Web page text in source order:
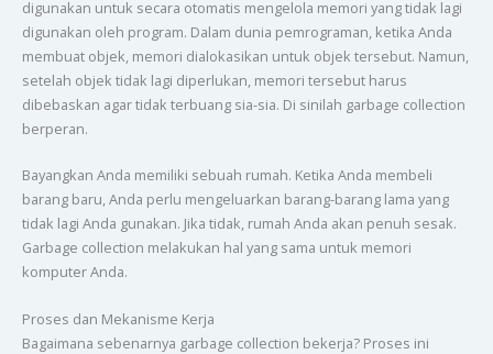
digunakan untuk secara otomatis mengelola memori yang tidak lagi
digunakan oleh program. Dalam dunia pemrograman, ketika Anda
membuat objek, memori dialokasikan untuk objek tersebut. Namun,
setelah objek tidak lagi diperlukan, memori tersebut harus
dibebaskan agar tidak terbuang sia-sia. Di sinilah garbage collection
berperan.
Bayangkan Anda memiliki sebuah rumah. Ketika Anda membeli
barang baru, Anda perlu mengeluarkan barang-barang lama yang
tidak lagi Anda gunakan. Jika tidak, rumah Anda akan penuh sesak.
Garbage collection melakukan hal yang sama untuk memori
komputer Anda.
Proses dan Mekanisme Kerja
Bagaimana sebenarnya garbage collection bekerja? Proses ini